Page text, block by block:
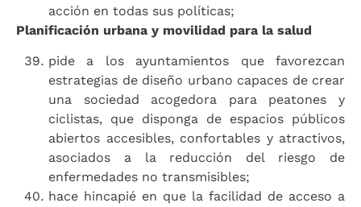
acción en todas sus políticas;
Planificación urbana y movilidad para la salud
pide a los ayuntamientos que favorezcan
estrategias de diseño urbano capaces de crear
una sociedad acogedora para peatones y
ciclistas, que disponga de espacios públicos
abiertos accesibles, confortables y atractivos,
asociados a la reducción del riesgo de
enfermedades no transmisibles;
hace hincapié en que la facilidad de acceso a